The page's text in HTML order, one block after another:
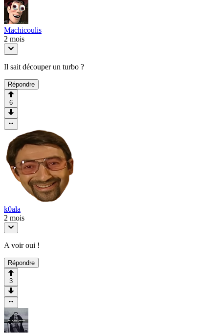
Machicoulis
2 mois
Il sait découper un turbo ?
Répondre
6
k0ala
2 mois
A voir oui !
Répondre
3